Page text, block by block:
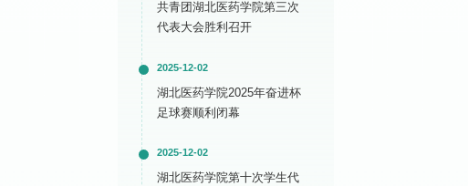
共青团湖北医药学院第三次
代表大会胜利召开
2025-12-02
湖北医药学院2025年奋进杯
足球赛顺利闭幕
2025-12-02
湖北医药学院第十次学生代